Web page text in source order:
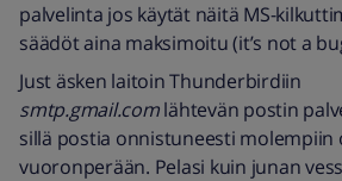
palvelinta jos käytät näitä MS-
säädöt aina maksimoitu (it’s not a
Just äsken laitoin Thunderbirdiin
smtp.gmail.comlähtevän postin
sillä postia onnistuneesti molempiin
vuoronperään. Pelasi kuin junan